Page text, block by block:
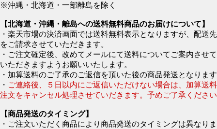
※沖縄・北海道・一部離島を除く
【北海道・沖縄・離島への送料無料商品のお届けについて】
・楽天市場の決済画面では送料無料表示となりますが、配送
をご請求させていただきます。
・ご注文確定後、改めてメールにて送料についてご案内させ
いただきますようお願いいたします。
・加算送料のご了承のご返信を頂いた後の商品発送となりま
・ ご連絡後、５日以内にご返信いただけない場合は、加算送
注文をキャンセル処理させていだきます。予めご了承くださ
【商品発送のタイミング】
・ご注文いただく商品により商品発送のタイミングは異なり